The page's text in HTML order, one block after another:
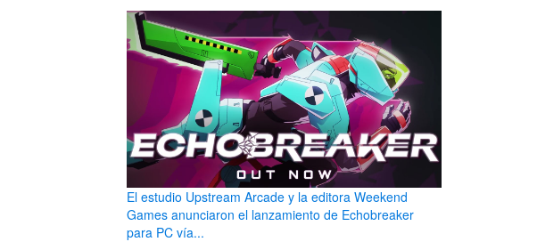
El estudio Upstream Arcade y la editora Weekend
Games anunciaron el lanzamiento de Echobreaker
para PC vía...